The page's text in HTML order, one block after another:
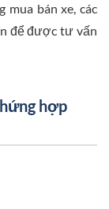
mua bán xe, các
để được tư vấn
hợp